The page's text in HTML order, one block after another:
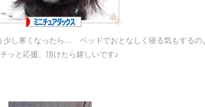
少し寒くなったら… ベッドでおとなしく寝る気もするの
ッと応援、頂けたら嬉しいです♪